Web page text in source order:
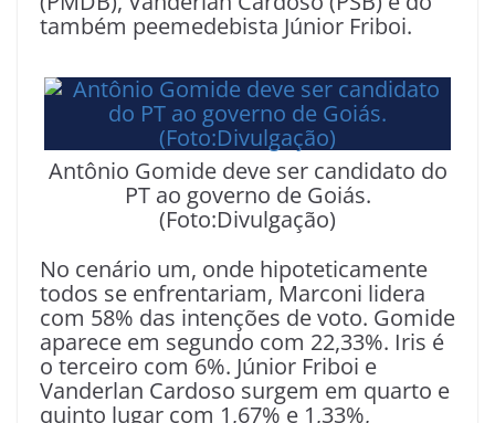
também peemedebista Júnior Friboi.
Antônio Gomide deve ser candidato do
PT ao governo de Goiás.
(Foto:Divulgação)
No cenário um, onde hipoteticamente
todos se enfrentariam, Marconi lidera
com 58% das intenções de voto. Gomide
aparece em segundo com 22,33%. Iris é
o terceiro com 6%. Júnior Friboi e
Vanderlan Cardoso surgem em quarto e
quinto lugar com 1,67% e 1,33%,